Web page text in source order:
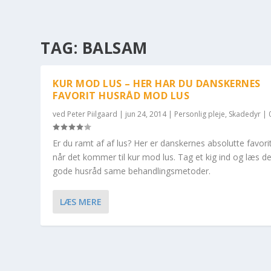
TAG: BALSAM
KUR MOD LUS – HER HAR DU DANSKERNES
FAVORIT HUSRÅD MOD LUS
ved Peter Piilgaard | jun 24, 2014| Personlig pleje, Skadedyr |
Er du ramt af af lus? Her er danskernes absolutte
når det kommer til kur mod lus. Tag et kig ind og læs de
gode husråd same behandlingsmetoder.
LÆS MERE